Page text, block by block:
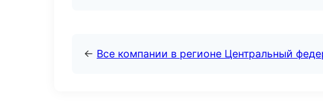
← Все компании в регионе Центральный